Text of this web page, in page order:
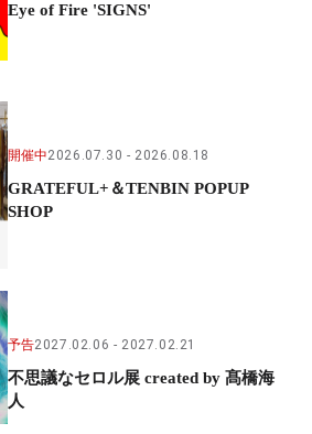
Eye of Fire 'SIGNS'
開催中2026.07.30 2026.08.18
GRATEFUL+＆TENBIN POPUP
SHOP
予告2027.02.06 2027.02.21
不思議なセロル展 created by 髙橋海
人